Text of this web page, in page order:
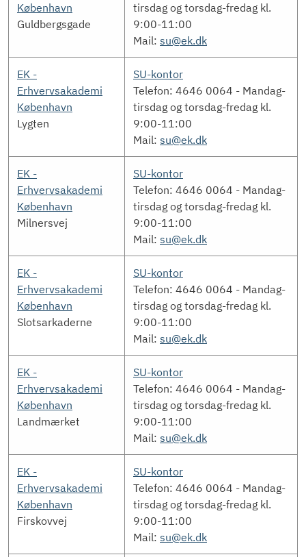
København
Guldbergsgade
tirsdag og torsdag-fredag kl.
9:00-11:00
Mail: su@ek.dk
EK -
Erhvervsakademi
København
Lygten
SU-kontor
Telefon: 4646 0064 - Mandag-
tirsdag og torsdag-fredag kl.
9:00-11:00
Mail: su@ek.dk
EK -
Erhvervsakademi
København
Milnersvej
SU-kontor
Telefon: 4646 0064 - Mandag-
tirsdag og torsdag-fredag kl.
9:00-11:00
Mail: su@ek.dk
EK -
Erhvervsakademi
København
Slotsarkaderne
SU-kontor
Telefon: 4646 0064 - Mandag-
tirsdag og torsdag-fredag kl.
9:00-11:00
Mail: su@ek.dk
EK -
Erhvervsakademi
København
Landmærket
SU-kontor
Telefon: 4646 0064 - Mandag-
tirsdag og torsdag-fredag kl.
9:00-11:00
Mail: su@ek.dk
EK -
Erhvervsakademi
København
Firskovvej
SU-kontor
Telefon: 4646 0064 - Mandag-
tirsdag og torsdag-fredag kl.
9:00-11:00
Mail: su@ek.dk